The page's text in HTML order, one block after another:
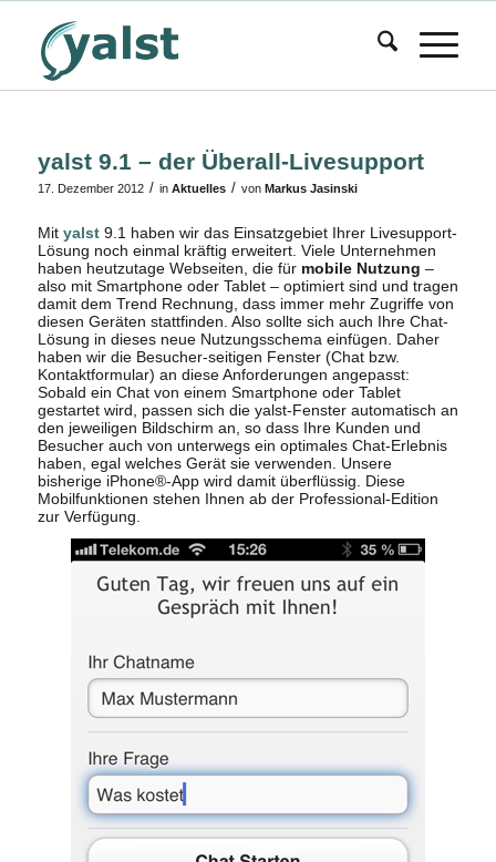
yalst 9.1 – der Überall-Livesupport
17. Dezember 2012 / in Aktuelles / von Markus Jasinski
Mit yalst9.1 haben wir das Einsatzgebiet Ihrer Livesupport-
Lösung noch einmal kräftig erweitert. Viele Unternehmen
haben heutzutage Webseiten, die für mobile Nutzung –
also mit Smartphone oder Tablet – optimiert sind und tragen
damit dem Trend Rechnung, dass immer mehr Zugriffe von
diesen Geräten stattfinden. Also sollte sich auch Ihre Chat-
Lösung in dieses neue Nutzungsschema einfügen. Daher
haben wir die Besucher-seitigen Fenster (Chat bzw.
Kontaktformular) an diese Anforderungen angepasst:
Sobald ein Chat von einem Smartphone oder Tablet
gestartet wird, passen sich die yalst-Fenster automatisch an
den jeweiligen Bildschirm an, so dass Ihre Kunden und
Besucher auch von unterwegs ein optimales Chat-Erlebnis
haben, egal welches Gerät sie verwenden. Unsere
bisherige iPhone®-App wird damit überflüssig. Diese
Mobilfunktionen stehen Ihnen ab der Professional-Edition
zur Verfügung.